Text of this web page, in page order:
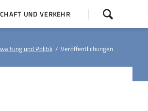
überspringen
UND VERKEHR
und Politik Veröffentlichungen